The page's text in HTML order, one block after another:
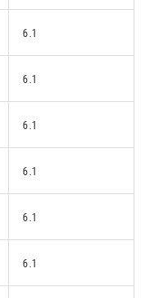
6.1
6.1
6.1
6.1
6.1
6.1